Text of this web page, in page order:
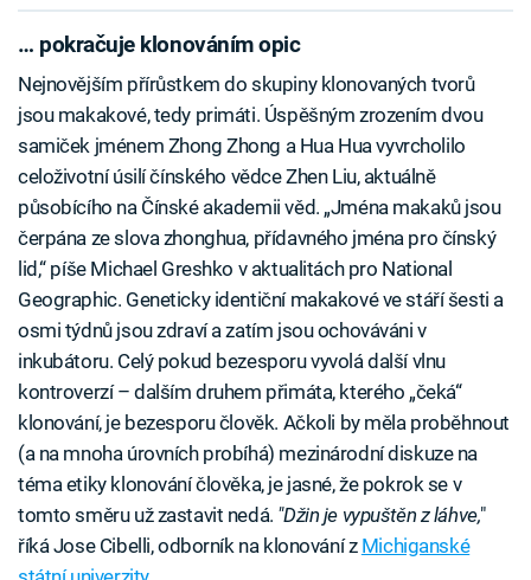
… pokračuje klonováním opic
Nejnovějším přírůstkem do skupiny klonovaných tvorů
jsou makakové, tedy primáti. Úspěšným zrozením dvou
samiček jménem Zhong Zhong a Hua Hua vyvrcholilo
celoživotní úsilí čínského vědce Zhen Liu, aktuálně
působícího na Čínské akademii věd. „Jména makaků jsou
čerpána ze slova zhonghua, přídavného jména pro čínský
lid,“ píše Michael Greshko v aktualitách pro National
Geographic. Geneticky identiční makakové ve stáří šesti a
osmi týdnů jsou zdraví a zatím jsou ochováváni v
inkubátoru. Celý pokud bezesporu vyvolá další vlnu
kontroverzí – dalším druhem přimáta, kterého „čeká“
klonování, je bezesporu člověk. Ačkoli by měla proběhnout
(a na mnoha úrovních probíhá) mezinárodní diskuze na
téma etiky klonování člověka, je jasné, že pokrok se v
tomto směru už zastavit nedá. "Džin je vypuštěn z láhve,"
říká Jose Cibelli, odborník na klonování z Michiganské